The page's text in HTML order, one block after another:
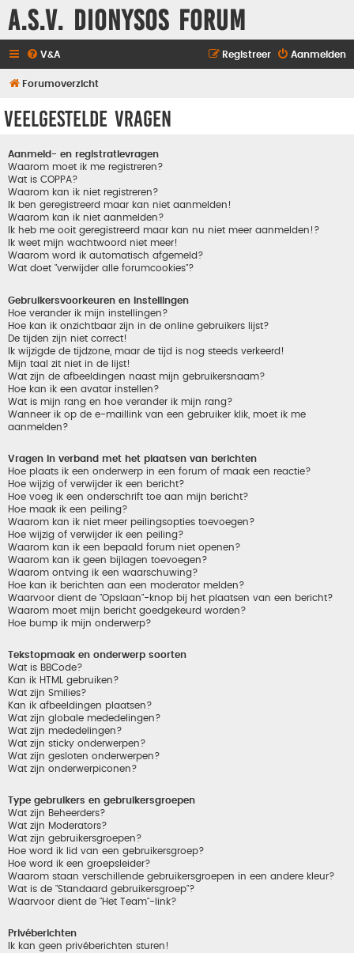
A.S.V. Dionysos Forum
V&A Aanmelden
Registreer
Forumoverzicht
Veelgestelde vragen
Aanmeld- en registratievragen
Waarom moet ik me registreren?
Wat is COPPA?
Waarom kan ik niet registreren?
Ik ben geregistreerd maar kan niet aanmelden!
Waarom kan ik niet aanmelden?
Ik heb me ooit geregistreerd maar kan nu niet meer aanmelden!?
Ik weet mijn wachtwoord niet meer!
Waarom word ik automatisch afgemeld?
Wat doet "verwijder alle forumcookies"?
Gebruikersvoorkeuren en instellingen
Hoe verander ik mijn instellingen?
Hoe kan ik onzichtbaar zijn in de online gebruikers lijst?
De tijden zijn niet correct!
Ik wijzigde de tijdzone, maar de tijd is nog steeds verkeerd!
Mijn taal zit niet in de lijst!
Wat zijn de afbeeldingen naast mijn gebruikersnaam?
Hoe kan ik een avatar instellen?
Wat is mijn rang en hoe verander ik mijn rang?
Wanneer ik op de e-maillink van een gebruiker klik, moet ik me
aanmelden?
Vragen in verband met het plaatsen van berichten
Hoe plaats ik een onderwerp in een forum of maak een reactie?
Hoe wijzig of verwijder ik een bericht?
Hoe voeg ik een onderschrift toe aan mijn bericht?
Hoe maak ik een peiling?
Waarom kan ik niet meer peilingsopties toevoegen?
Hoe wijzig of verwijder ik een peiling?
Waarom kan ik een bepaald forum niet openen?
Waarom kan ik geen bijlagen toevoegen?
Waarom ontving ik een waarschuwing?
Hoe kan ik berichten aan een moderator melden?
Waarvoor dient de "Opslaan"-knop bij het plaatsen van een bericht?
Waarom moet mijn bericht goedgekeurd worden?
Hoe bump ik mijn onderwerp?
Tekstopmaak en onderwerp soorten
Wat is BBCode?
Kan ik HTML gebruiken?
Wat zijn Smilies?
Kan ik afbeeldingen plaatsen?
Wat zijn globale mededelingen?
Wat zijn mededelingen?
Wat zijn sticky onderwerpen?
Wat zijn gesloten onderwerpen?
Wat zijn onderwerpiconen?
Type gebruikers en gebruikersgroepen
Wat zijn Beheerders?
Wat zijn Moderators?
Wat zijn gebruikersgroepen?
Hoe word ik lid van een gebruikersgroep?
Hoe word ik een groepsleider?
Waarom staan verschillende gebruikersgroepen in een andere kleur?
Wat is de "Standaard gebruikersgroep"?
Waarvoor dient de "Het Team"-link?
Privéberichten
Ik kan geen privéberichten sturen!